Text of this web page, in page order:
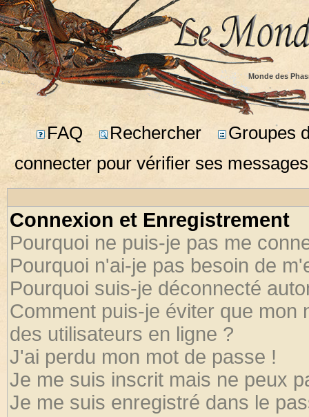
Monde des
FAQ Rechercher
Groupes
connecter pour vérifier ses
Connexion et Enregistrement
Pourquoi ne puis-je pas me
Pourquoi n'ai-je pas besoin de
Pourquoi suis-je déconnecté
Comment puis-je éviter que mon
des utilisateurs en ligne ?
J'ai perdu mon mot de passe !
Je me suis inscrit mais ne peux
Je me suis enregistré dans le